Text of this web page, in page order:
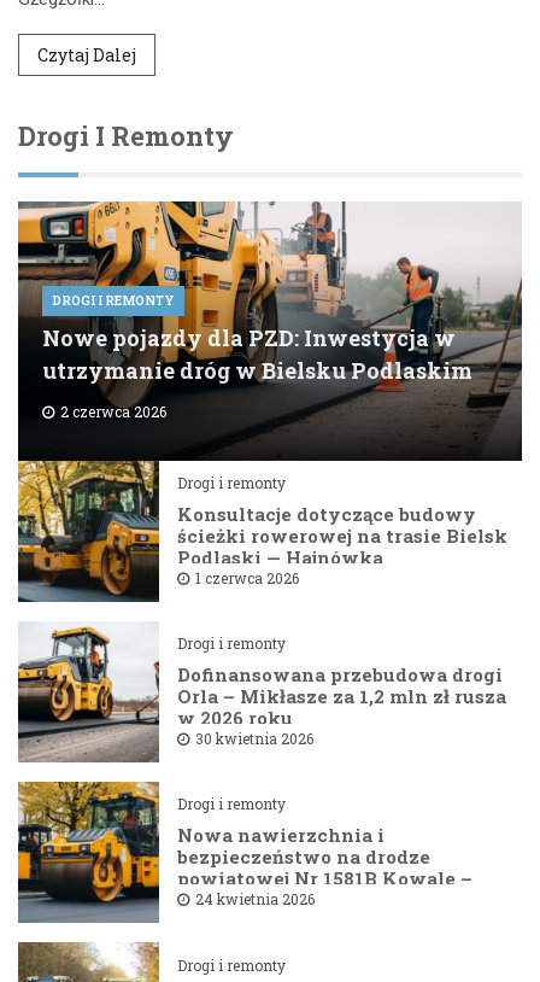
Czytaj Dalej
Drogi I Remonty
DROGI I REMONTY
Nowe pojazdy dla PZD: Inwestycja w
utrzymanie dróg w Bielsku Podlaskim
2 czerwca 2026
Drogi i remonty
Konsultacje dotyczące budowy
ścieżki rowerowej na trasie Bielsk
Podlaski — Hajnówka
1 czerwca 2026
Drogi i remonty
Dofinansowana przebudowa drogi
Orla – Mikłasze za 1,2 mln zł rusza
w 2026 roku
30 kwietnia 2026
Drogi i remonty
Nowa nawierzchnia i
bezpieczeństwo na drodze
powiatowej Nr 1581B Kowale –
Filipy
24 kwietnia 2026
Drogi i remonty